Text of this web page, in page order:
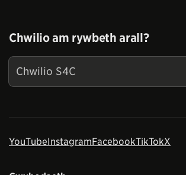
Chwilio am rywbeth arall?
YouTubeInstagramFacebookTikTokX